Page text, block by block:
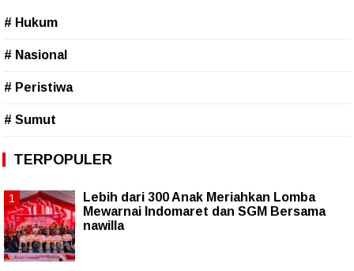
# Hukum
# Nasional
# Peristiwa
# Sumut
TERPOPULER
Lebih dari 300 Anak Meriahkan Lomba
Mewarnai Indomaret dan SGM Bersama
nawilla